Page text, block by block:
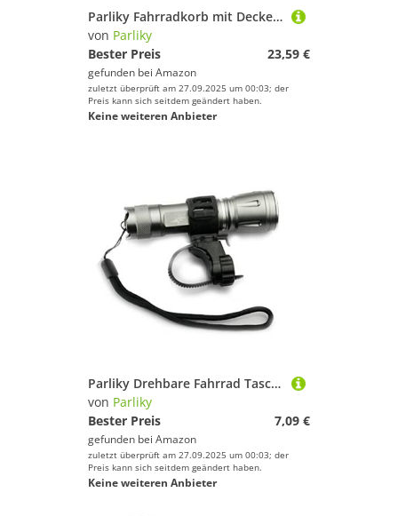
Parliky Fahrradkorb mit Deckel Großer Vorne Korb aus Metallgeflecht für Freizeitfahrten Leichtes Aufbewahrungskorb ohne Werkzeugbefestigung Geeignet für Mountainbikes Bikes
von Parliky
Bester Preis
23,59 €
gefunden bei Amazon
zuletzt überprüft am 27.09.2025 um 00:03; der
Preis kann sich seitdem geändert haben.
Keine weiteren Anbieter
Parliky Drehbare Fahrrad Taschenlampenhalterung mit Schnellspanner Lichthalterung aus Robustem Kunststoff und Gummi Einfache Montage Schutzpolster für Lenker und Rahmen Schwarz
von Parliky
Bester Preis
7,09 €
gefunden bei Amazon
zuletzt überprüft am 27.09.2025 um 00:03; der
Preis kann sich seitdem geändert haben.
Keine weiteren Anbieter